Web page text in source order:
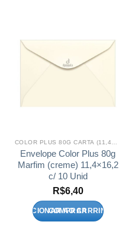
COLOR PLUS 80G CARTA (11,4X16,2)
Envelope Color Plus 80g
Marfim (creme) 11,4×16,2
c/ 10 Unid
R$6,40
ADICIONAR AO CARRINHO